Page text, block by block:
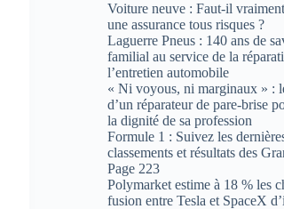
Voiture neuve : Faut-il
une assurance tous risques ?
Laguerre Pneus : 140 ans de
familial au service de la
l’entretien automobile
« Ni voyous, ni marginaux » :
d’un réparateur de pare-brise
la dignité de sa profession
Formule 1 : Suivez les
classements et résultats des
Page 223
Polymarket estime à 18 % les
fusion entre Tesla et SpaceX